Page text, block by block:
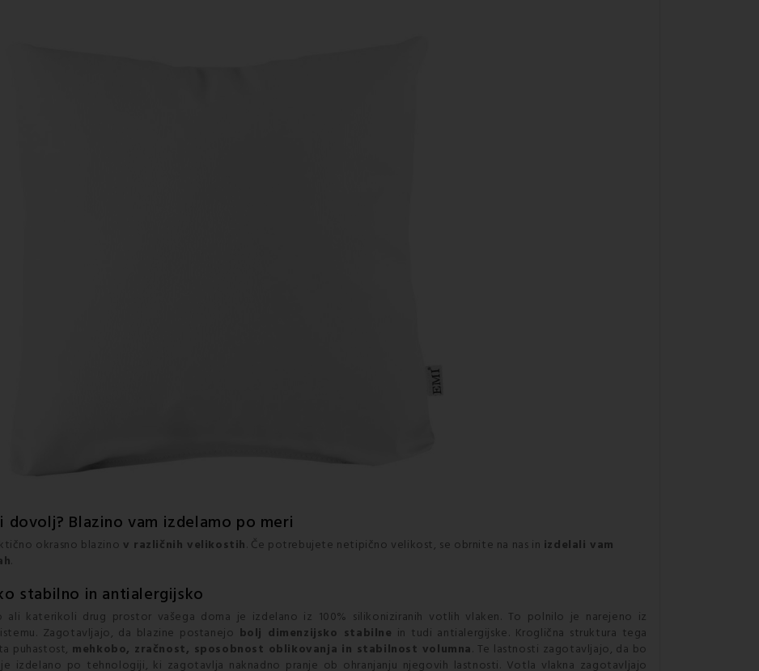
dovolj? Blazino vam izdelamo po meri
okrasno blazino v različnih velikostih. Če potrebujete netipično velikost, se obrnite na nas in izdelali vam
.
stabilno in antialergijsko
ali katerikoli drug prostor vašega doma je izdelano iz 100% silikoniziranih votlih vlaken. To polnilo je narejeno iz
Zagotavljajo, da blazine postanejo bolj dimenzijsko stabilne in tudi antialergijske. Kroglična struktura tega
puhastost, mehkobo, zračnost, sposobnost oblikovanja in stabilnost volumna. Te lastnosti zagotavljajo, da bo
izdelano po tehnologiji, ki zagotavlja naknadno pranje ob ohranjanju njegovih lastnosti. Votla vlakna zagotavljajo